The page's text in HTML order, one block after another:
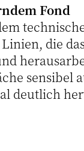
Fond
die
sensibel
deutlich